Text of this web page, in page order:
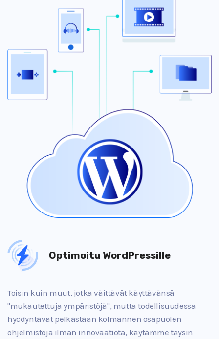
Optimoitu WordPressille
Toisin kuin muut, jotka väittävät käyttävänsä
"mukautettuja ympäristöjä", mutta todellisuudessa
hyödyntävät pelkästään kolmannen osapuolen
ohjelmistoja ilman innovaatiota, käytämme täysin